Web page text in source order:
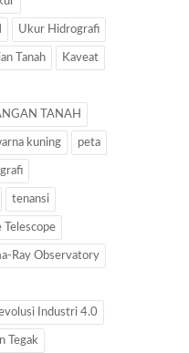
Ukur Hidrografi
Tanah Kaveat
TANAH
kuning peta
tenansi
Telescope
Ray Observatory
Industri 4.0
Tegak